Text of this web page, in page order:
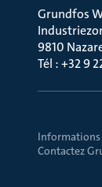
Grundfos
9810
Tél : +32 9
Informations
Contactez